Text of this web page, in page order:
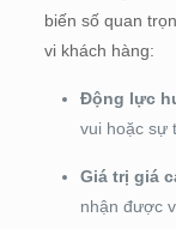
biến số quan
vi khách hàng:
Động lực
vui hoặc sự
Giá trị giá
nhận được